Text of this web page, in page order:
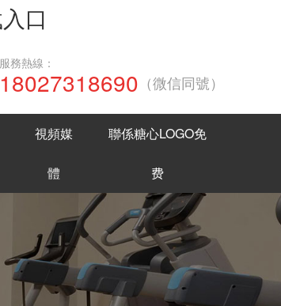
口
服務熱線：
18027318690 （微信同號）
視頻媒
體
聯係糖心LOGO免
费